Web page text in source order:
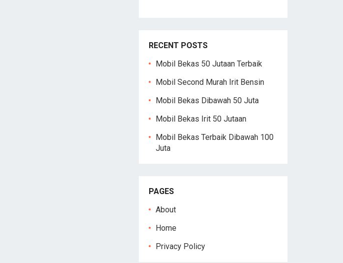
RECENT POSTS
Mobil Bekas 50 Jutaan Terbaik
Mobil Second Murah Irit Bensin
Mobil Bekas Dibawah 50 Juta
Mobil Bekas Irit 50 Jutaan
Mobil Bekas Terbaik Dibawah 100
Juta
PAGES
About
Home
Privacy Policy